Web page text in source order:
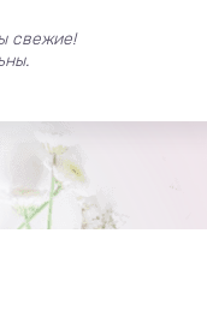
свежие!